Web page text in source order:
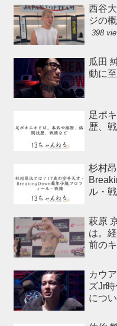
西谷
ジの
398
瓜田
動に
足ポ
歴、
杉村
ル・
萩原
は。
前の
カウ
ズJr
につ